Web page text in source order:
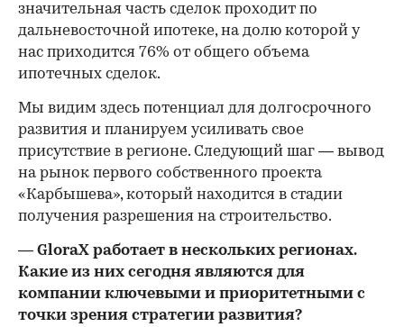
значительная часть сделок проходит по
дальневосточной ипотеке, на долю которой у
нас приходится 76% от общего объема
ипотечных сделок.
Мы видим здесь потенциал для долгосрочного
развития и планируем усиливать свое
присутствие в регионе. Следующий шаг — вывод
на рынок первого собственного проекта
«Карбышева», который находится в стадии
получения разрешения на строительство.
— GloraX работает в нескольких регионах.
Какие из них сегодня являются для
компании ключевыми и приоритетными с
точки зрения стратегии развития?